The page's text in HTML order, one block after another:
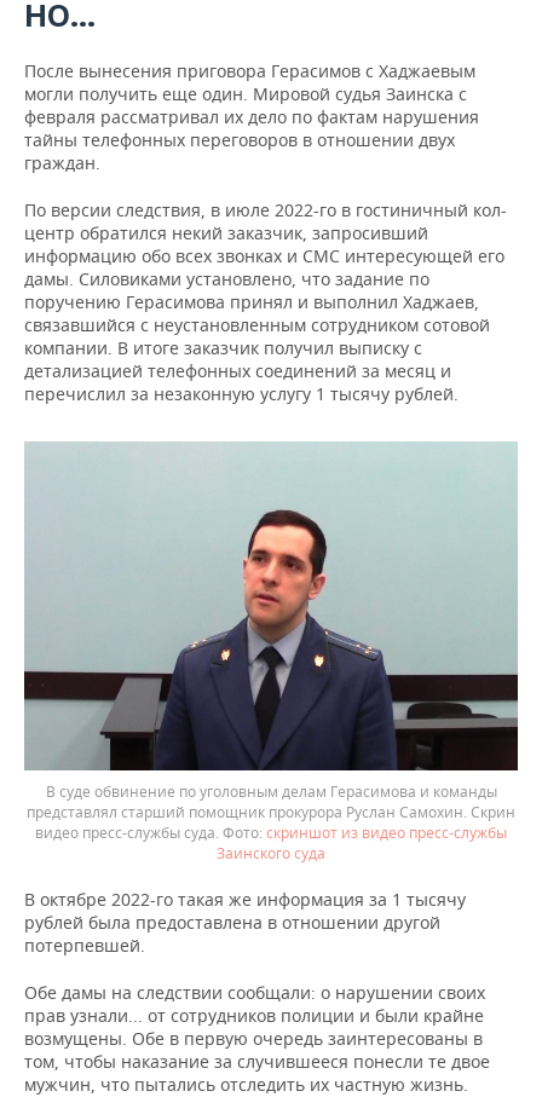
НО...
После вынесения приговора Герасимов с Хаджаевым
могли получить еще один. Мировой судья Заинска с
февраля рассматривал их дело по фактам нарушения
тайны телефонных переговоров в отношении двух
граждан.
По версии следствия, в июле 2022-го в гостиничный кол-
центр обратился некий заказчик, запросивший
информацию обо всех звонках и СМС интересующей его
дамы. Силовиками установлено, что задание по
поручению Герасимова принял и выполнил Хаджаев,
связавшийся с неустановленным сотрудником сотовой
компании. В итоге заказчик получил выписку с
детализацией телефонных соединений за месяц и
перечислил за незаконную услугу 1 тысячу рублей.
В суде обвинение по уголовным делам Герасимова и команды
представлял старший помощник прокурора Руслан Самохин. Скрин
видео пресс-службы суда.
скриншот из видео пресс-службы
Заинского суда
В октябре 2022-го такая же информация за 1 тысячу
рублей была предоставлена в отношении другой
потерпевшей.
Обе дамы на следствии сообщали: о нарушении своих
прав узнали... от сотрудников полиции и были крайне
возмущены. Обе в первую очередь заинтересованы в
том, чтобы наказание за случившееся понесли те двое
мужчин, что пытались отследить их частную жизнь.